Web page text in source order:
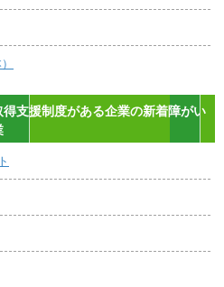
支援制度がある企業の新着障がい